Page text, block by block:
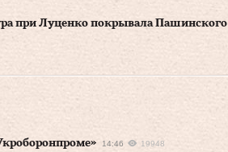
при Луценко покрывала Пашинского
14:46 19948